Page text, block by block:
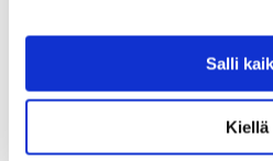
Salli
Kiellä
« Vanhemmat merkinnät
Maatalous ja